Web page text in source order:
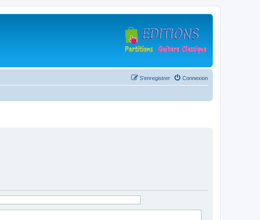
Connexion
S’enregistrer